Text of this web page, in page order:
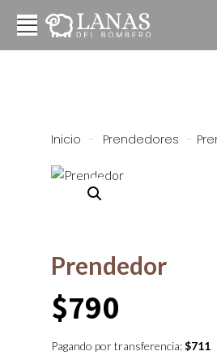
Inicio - Prendedores -
Prendedor
$790
Pagando por transferencia:$711